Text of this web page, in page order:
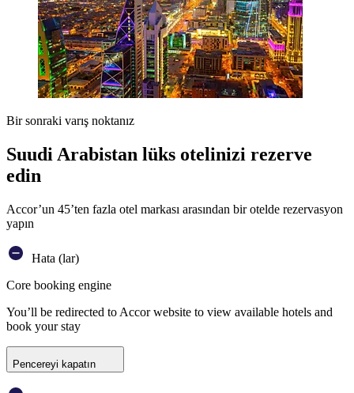
Bir sonraki varış noktanız
Suudi Arabistan lüks otelinizi rezerve
edin
Accor’un 45’ten fazla otel markası arasından bir otelde rezervasyon
yapın
Hata (lar)
Core booking engine
You’ll be redirected to Accor website to view available hotels and
book your stay
Pencereyi kapatın